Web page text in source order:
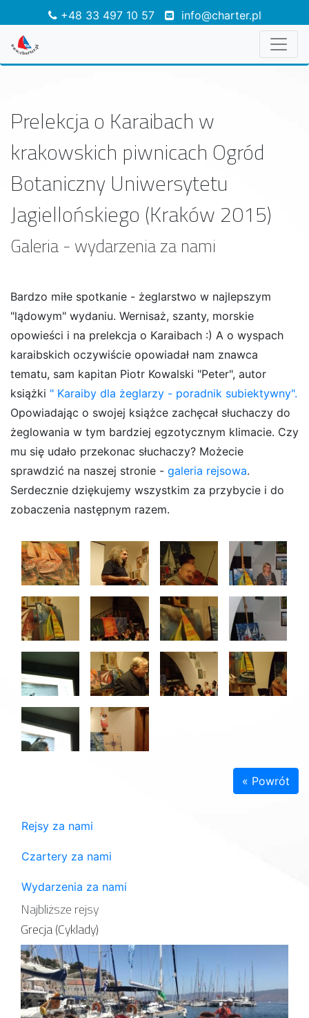
+48 33 497 10 57 info@charter.pl
Prelekcja o Karaibach w
krakowskich piwnicach Ogród
Botaniczny Uniwersytetu
Jagiellońskiego (Kraków 2015)
Galeria - wydarzenia za nami
Bardzo miłe spotkanie - żeglarstwo w najlepszym
"lądowym" wydaniu. Wernisaż, szanty, morskie
opowieści i na prelekcja o Karaibach :) A o wyspach
karaibskich oczywiście opowiadał nam znawca
tematu, sam kapitan Piotr Kowalski "Peter", autor
książki " Karaiby dla żeglarzy - poradnik subiektywny".
Opowiadając o swojej książce zachęcał słuchaczy do
żeglowania w tym bardziej egzotycznym klimacie. Czy
mu się udało przekonac słuchaczy? Możecie
sprawdzić na naszej stronie - galeria rejsowa.
Serdecznie dziękujemy wszystkim za przybycie i do
zobaczenia następnym razem.
« Powrót
Rejsy za nami
Czartery za nami
Wydarzenia za nami
Najbliższe rejsy
Grecja (Cyklady)